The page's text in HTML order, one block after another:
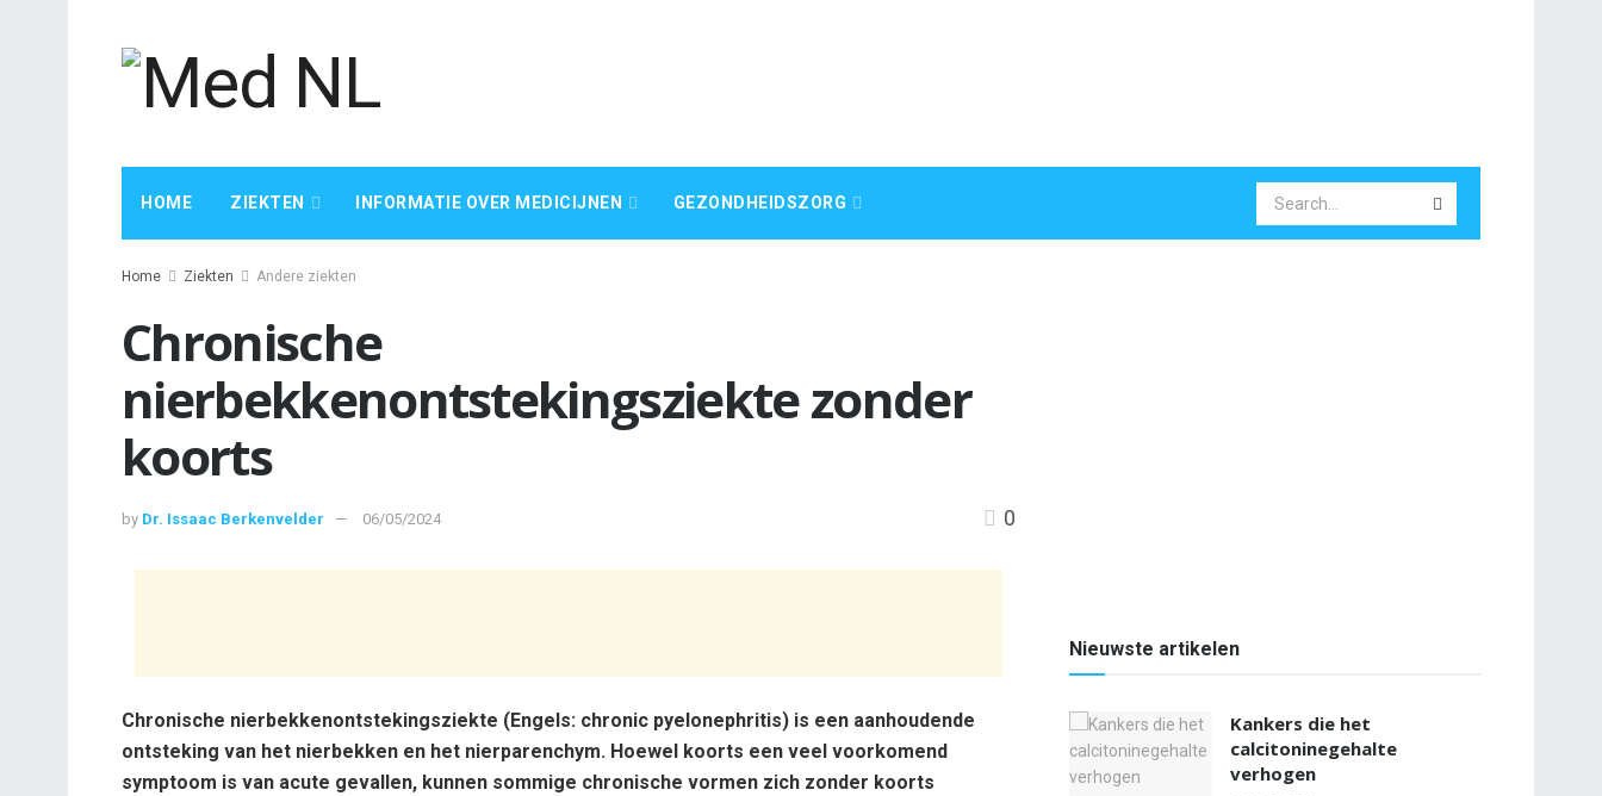
HOME ZIEKTEN INFORMATIE OVER MEDICIJNEN GEZONDHEIDSZORG
Home Ziekten Andere ziekten
Chronische
nierbekkenontstekingsziekte zonder
koorts
by Dr. Issaac Berkenvelder 06/05/2024 0
Chronische nierbekkenontstekingsziekte (Engels: chronic pyelonephritis) is een aanhoudende
ontsteking van het nierbekken en het nierparenchym. Hoewel koorts een veel voorkomend
symptoom is van acute gevallen, kunnen sommige chronische vormen zich zonder koorts
Nieuwste artikelen
Kankers die het
calcitoninegehalte
verhogen